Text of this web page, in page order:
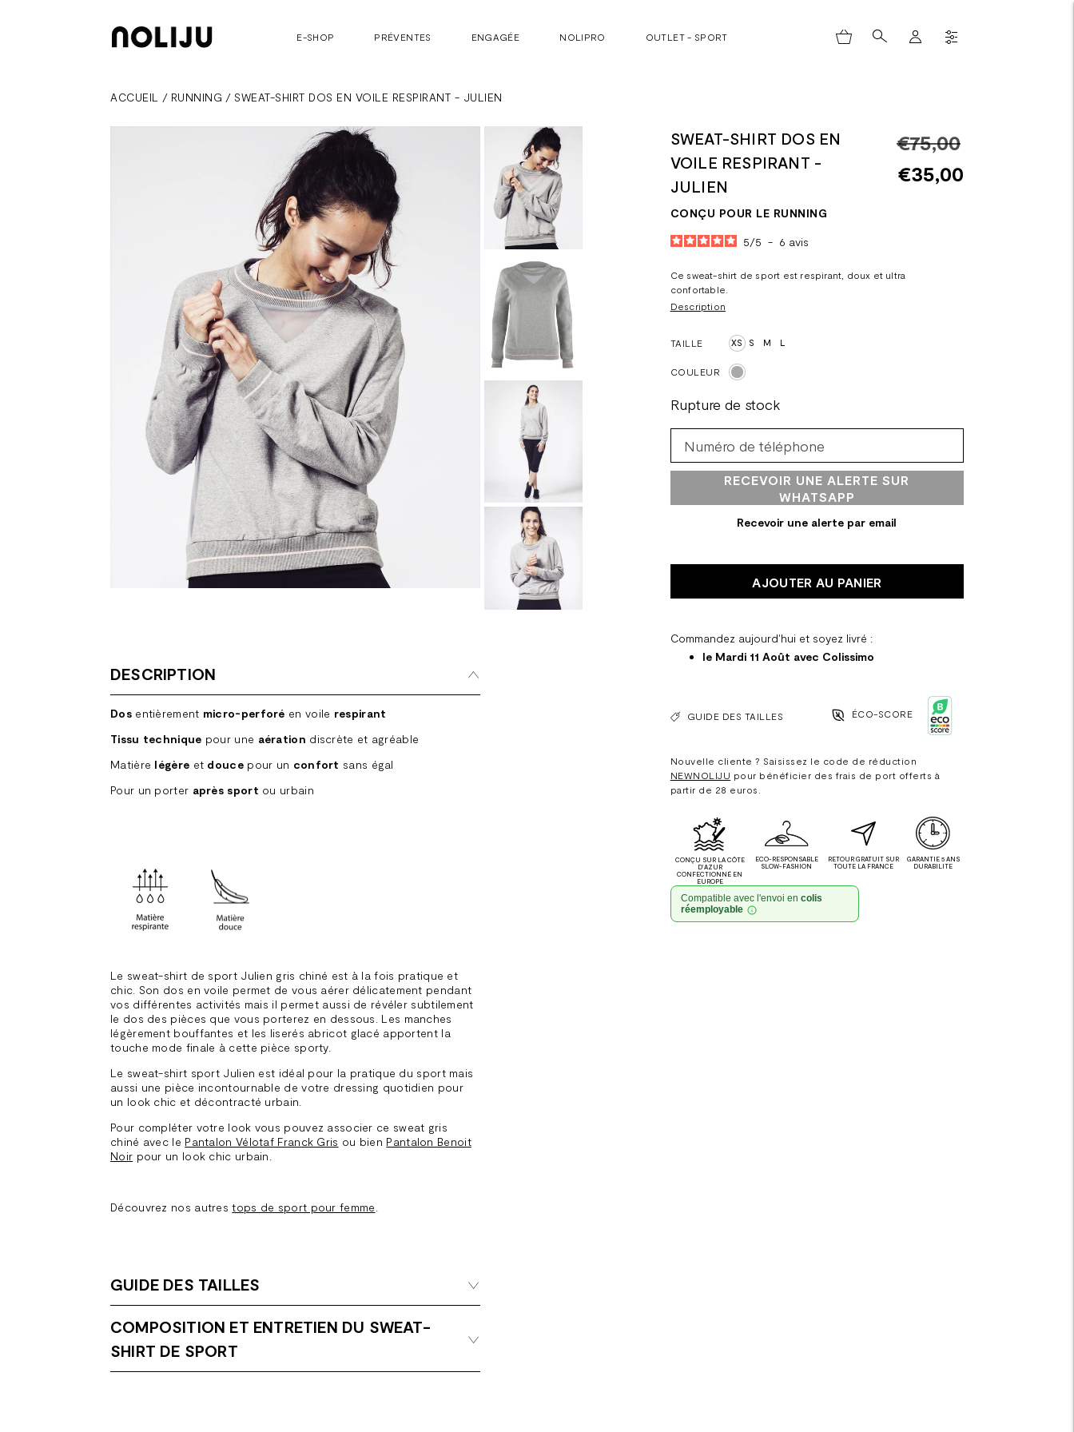
E-SHOP PRÉVENTES ENGAGÉE NOLIPRO OUTLET - SPORT
ACCUEIL / RUNNING / SWEAT-SHIRT DOS EN VOILE RESPIRANT - JULIEN
DESCRIPTION
Dosentièrement micro-perforé en voile respirant
Tissu technique pour une aération discrète et agréable
Matière légère et doucepour un confort sans égal
Pour un porter après sport ou urbain
Le sweat-shirt de sport Julien gris chiné est à la fois pratique et
chic. Son dos en voile permet de vous aérer délicatement pendant
vos différentes activités mais il permet aussi de révéler subtilement
le dos des pièces que vous porterez en dessous. Les manches
légèrement bouffantes et les liserés abricot glacé apportent la
touche mode finale à cette pièce sporty.
Le sweat-shirt sport Julien est idéal pour la pratique du sport mais
aussi une pièce incontournable de votre dressing quotidien pour
un look chic et décontracté urbain.
Pour compléter votre look vous pouvez associer ce sweat gris
chiné avec le Pantalon Vélotaf Franck Gris ou bien Pantalon Benoit
Noir pour un look chic urbain.
Découvrez nos autrestops de sport pour femme
GUIDE DES TAILLES
COMPOSITION ET ENTRETIEN DU SWEAT-
SHIRT DE SPORT
SWEAT-SHIRT DOS EN
VOILE RESPIRANT -
JULIEN
€75,00Prix
normal
€35,00
CONÇU POUR LE RUNNING
5/5 - 6 avis
Ce sweat-shirt de sport est respirant, doux et ultra
confortable.
Description
TAILLE XS S M L
COULEUR
Rupture de stock
RECEVOIR UNE ALERTE SUR
WHATSAPP
Recevoir une alerte par email
AJOUTER AU PANIER
Commandez aujourd'hui et soyez livré :
le Mardi 11 Août avec Colissimo
GUIDE DES TAILLES ÉCO-SCORE
Nouvelle cliente ? Saisissez le code de réduction
NEWNOLIJU pour bénéficier des frais de port offerts à
partir de 28 euros.
CONÇU SUR LA CÔTE
D'AZUR
CONFECTIONNÉ EN
EUROPE
ECO-RESPONSABLE
SLOW-FASHION
RETOUR GRATUIT SUR
TOUTE LA FRANCE
GARANTIE 5 ANS
DURABILITE
Compatible avec l'envoi en colis
réemployable